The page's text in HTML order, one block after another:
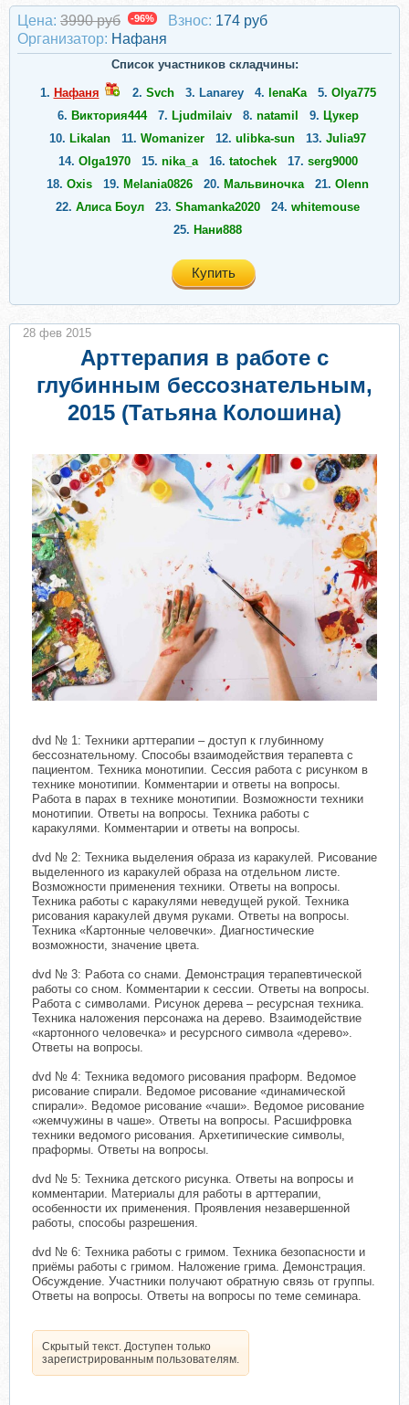
Цена: 3990 руб -96% Взнос: 174 руб
Организатор: Нафаня
Список участников складчины:
1. Нафаня 2. Svch 3. Lanarey 4. lenaKa 5. Olya775
6. Виктория444 7. Ljudmilaiv 8. natamil 9. Цукер
10. Likalan 11. Womanizer 12. ulibka-sun 13. Julia97
14. Olga1970 15. nika_a 16. tatochek 17. serg9000
18. Oxis 19. Melania0826 20. Мальвиночка 21. Olenn
22. Алиса Боул 23. Shamanka2020 24. whitemouse
25. Нани888
Купить
Арттерапия в работе с
глубинным бессознательным,
2015 (Татьяна Колошина)
dvd № 1: Техники арттерапии – доступ к глубинному
бессознательному. Способы взаимодействия терапевта с
пациентом. Техника монотипии. Сессия работа с рисунком в
технике монотипии. Комментарии и ответы на вопросы.
Работа в парах в технике монотипии. Возможности техники
монотипии. Ответы на вопросы. Техника работы с
каракулями. Комментарии и ответы на вопросы.
dvd № 2: Техника выделения образа из каракулей. Рисование
выделенного из каракулей образа на отдельном листе.
Возможности применения техники. Ответы на вопросы.
Техника работы с каракулями неведущей рукой. Техника
рисования каракулей двумя руками. Ответы на вопросы.
Техника «Картонные человечки». Диагностические
возможности, значение цвета.
dvd № 3: Работа со снами. Демонстрация терапевтической
работы со сном. Комментарии к сессии. Ответы на вопросы.
Работа с символами. Рисунок дерева – ресурсная техника.
Техника наложения персонажа на дерево. Взаимодействие
«картонного человечка» и ресурсного символа «дерево».
Ответы на вопросы.
dvd № 4: Техника ведомого рисования праформ. Ведомое
рисование спирали. Ведомое рисование «динамической
спирали». Ведомое рисование «чаши». Ведомое рисование
«жемчужины в чаше». Ответы на вопросы. Расшифровка
техники ведомого рисования. Архетипические символы,
праформы. Ответы на вопросы.
dvd № 5: Техника детского рисунка. Ответы на вопросы и
комментарии. Материалы для работы в арттерапии,
особенности их применения. Проявления незавершенной
работы, способы разрешения.
dvd № 6: Техника работы с гримом. Техника безопасности и
приёмы работы с гримом. Наложение грима. Демонстрация.
Обсуждение. Участники получают обратную связь от группы.
Ответы на вопросы. Ответы на вопросы по теме семинара.
Скрытый текст. Доступен только
зарегистрированным пользователям.
28 фев 2015